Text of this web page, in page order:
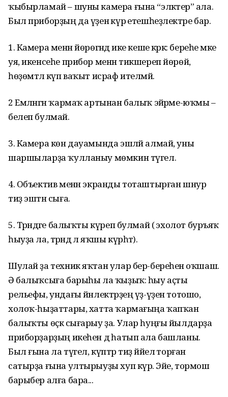
ҡыбырламай – шуны камера ғына “эләктерә” ала.
Был приборҙың да үҙенә күрә етешһеҙлектәре бар.
1. Камера менән йөрөгәндә ике кеше кәрәк: береһе мәке
уя, икенсеһе прибор менән тикшереп йөрөй,
һөҙөмтәлә күп ваҡыт исраф ителмәй.
2 Емләнгән ҡармаҡ артынан балыҡ эйәрәме-юҡмы –
белеп булмай.
3. Камера көн дауамында эшләй алмай, уны
шаршыларҙа ҡулланыу мөмкин түгел.
4. Объектив менән экранды тоташтырған шнур
тиҙ эштән сыға.
5. Тәрәндәге балыҡты күреп булмай (ә эхолот буръяҡ
һыуҙа ла, тәрәндә лә яҡшы күрһәтә).
Шулай ҙа техник яҡтан улар бер-береһенә оҡшаш.
Ә балыҡсыға барыһы ла ҡыҙыҡ: һыу аҫты
рельефы, ундағы йәнлектәрҙең үҙ-үҙен тотошо,
холоҡ-һыҙаттары, хатта ҡармағыңа ҡапҡан
балыҡты өҫкә сығарыу ҙа. Улар һуңғы йылдарҙа
приборҙарҙың икеһен дә һатып ала башланы.
Был ғына ла түгел, күптәр тиҙ йәйелә торған
сатырҙа ғына ултырыуҙы хуп күрә. Эйе, тормош
барыбер алға бара...